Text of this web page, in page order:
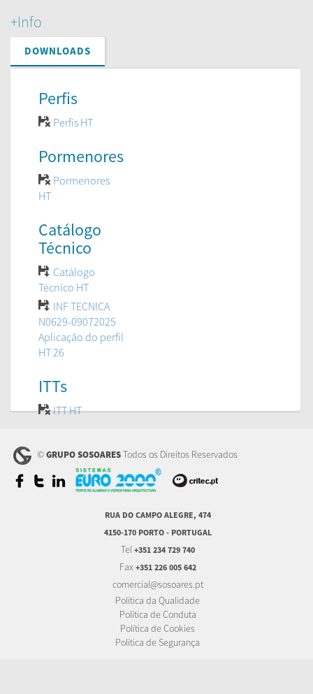
+Info
DOWNLOADS
Perfis
Perfis HT
Pormenores
Pormenores
HT
Catálogo
Técnico
Catálogo
Técnico HT
INF TECNICA
N0629-09072025
Aplicação do perfil
HT 26
ITTs
ITT HT
©GRUPO SOSOARESTodos os Direitos Reservados
RUA DO CAMPO ALEGRE, 474
4150-170 PORTO - PORTUGAL
Tel +351 234 729 740
Fax +351 226 005 642
comercial@sosoares.pt
Política da Qualidade
Política de Conduta
Política de Cookies
Política de Segurança